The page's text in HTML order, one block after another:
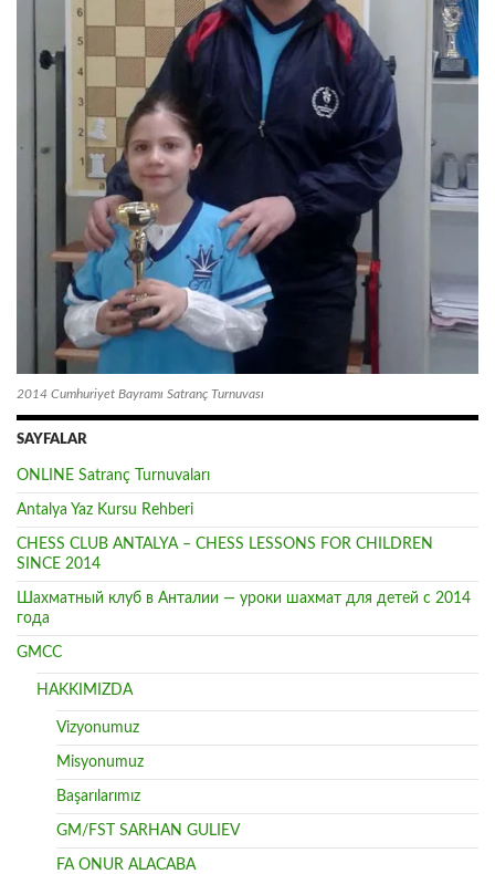
2014 Cumhuriyet Bayramı Satranç Turnuvası
SAYFALAR
ONLINE Satranç Turnuvaları
Antalya Yaz Kursu Rehberi
CHESS CLUB ANTALYA – CHESS LESSONS FOR CHILDREN
SINCE 2014
Шахматный клуб в Анталии — уроки шахмат для детей с 2014
года
GMCC
HAKKIMIZDA
Vizyonumuz
Misyonumuz
Başarılarımız
GM/FST SARHAN GULIEV
FA ONUR ALACABA